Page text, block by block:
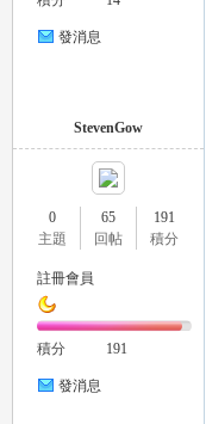
發消息
StevenGow
0
主題
65
回帖
191
積分
註冊會員
積分 191
發消息